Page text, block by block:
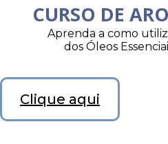
CURSO DE
Aprenda a como
dos Óleos
Clique aqui